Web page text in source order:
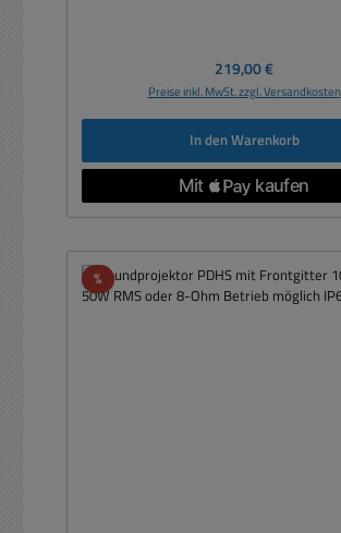
Regulärer Preis:
219,00 €
Preise inkl. MwSt. zzgl. Versandkosten
In den Warenkorb
%Rabatt